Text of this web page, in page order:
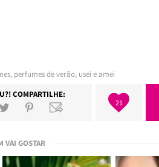
, perfumes de verão, usei e amei
COMPARTILHE:
21
VAI GOSTAR